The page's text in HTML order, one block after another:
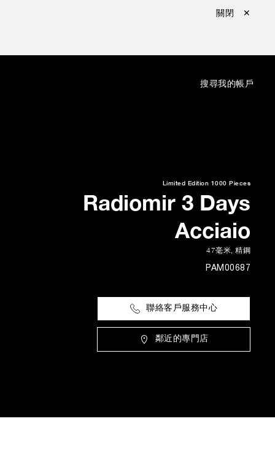
關閉 ✕
搜尋我的帳戶
Limited Edition 1000 Pieces
Radiomir 3 Days
Acciaio
47毫米 精鋼
PAM00687
聯絡客戶服務中心
鄰近的專門店